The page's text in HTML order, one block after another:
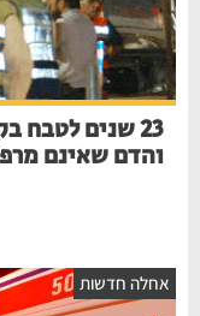
והדם שאינם
אחלה חדשות